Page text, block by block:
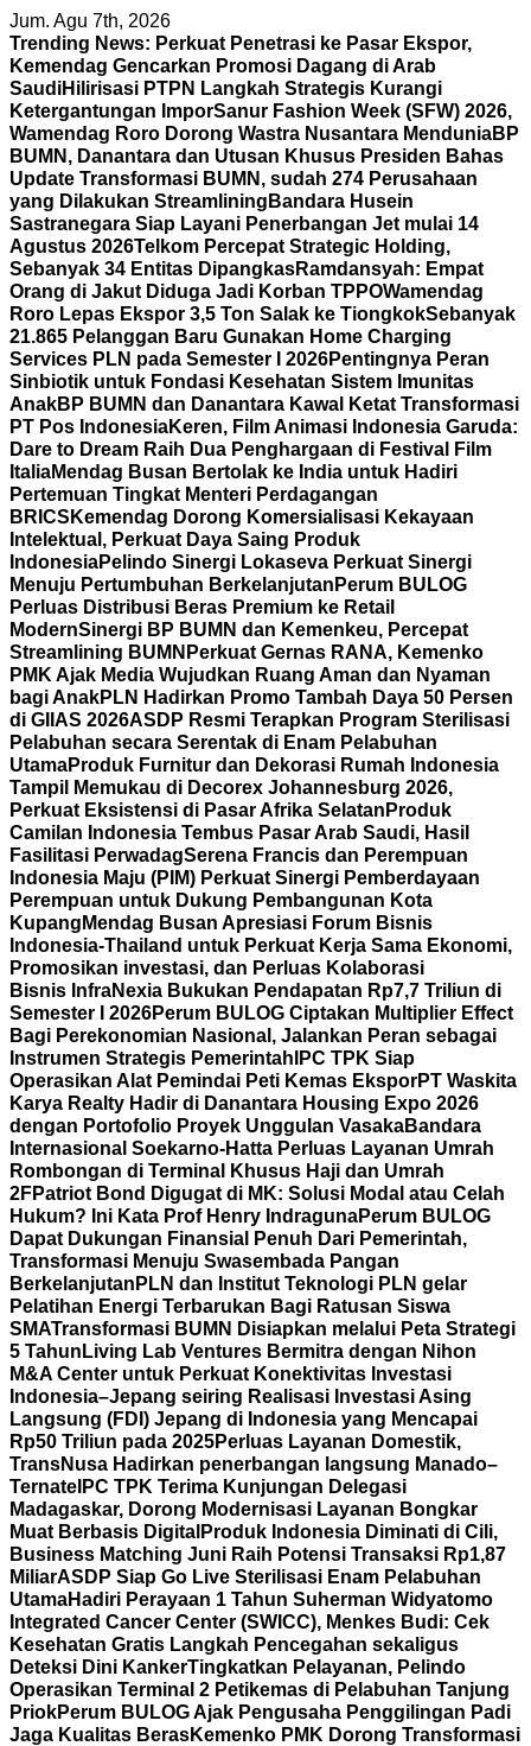
Skip
to
content
Jum. Agu 7th, 2026
Trending News: Perkuat Penetrasi ke Pasar Ekspor,
Kemendag Gencarkan Promosi Dagang di Arab
SaudiHilirisasi PTPN Langkah Strategis Kurangi
Ketergantungan ImporSanur Fashion Week (SFW) 2026,
Wamendag Roro Dorong Wastra Nusantara MenduniaBP
BUMN, Danantara dan Utusan Khusus Presiden Bahas
Update Transformasi BUMN, sudah 274 Perusahaan
yang Dilakukan Streamlining Bandara Husein
Sastranegara Siap Layani Penerbangan Jet mulai 14
Agustus 2026Telkom Percepat Strategic Holding,
Sebanyak 34 Entitas DipangkasRamdansyah: Empat
Orang di Jakut Diduga Jadi Korban TPPOWamendag
Roro Lepas Ekspor 3,5 Ton Salak ke TiongkokSebanyak
21.865 Pelanggan Baru Gunakan Home Charging
Services PLN pada Semester I 2026Pentingnya Peran
Sinbiotik untuk Fondasi Kesehatan Sistem Imunitas
AnakBP BUMN dan Danantara Kawal Ketat Transformasi
PT Pos IndonesiaKeren, Film Animasi Indonesia Garuda:
Dare to Dream Raih Dua Penghargaan di Festival Film
ItaliaMendag Busan Bertolak ke India untuk Hadiri
Pertemuan Tingkat Menteri Perdagangan
BRICS Kemendag Dorong Komersialisasi Kekayaan
Intelektual, Perkuat Daya Saing Produk
IndonesiaPelindo Sinergi Lokaseva Perkuat Sinergi
Menuju Pertumbuhan Berkelanjutan Perum BULOG
Perluas Distribusi Beras Premium ke Retail
ModernSinergi BP BUMN dan Kemenkeu, Percepat
Streamlining BUMN Perkuat Gernas RANA, Kemenko
PMK Ajak Media Wujudkan Ruang Aman dan Nyaman
bagi AnakPLN Hadirkan Promo Tambah Daya 50 Persen
di GIIAS 2026ASDP Resmi Terapkan Program Sterilisasi
Pelabuhan secara Serentak di Enam Pelabuhan
UtamaProduk Furnitur dan Dekorasi Rumah Indonesia
Tampil Memukau di Decorex Johannesburg 2026,
Perkuat Eksistensi di Pasar Afrika Selatan Produk
Camilan Indonesia Tembus Pasar Arab Saudi, Hasil
Fasilitasi PerwadagSerena Francis dan Perempuan
Indonesia Maju (PIM) Perkuat Sinergi Pemberdayaan
Perempuan untuk Dukung Pembangunan Kota
Kupang Mendag Busan Apresiasi Forum Bisnis
Indonesia-Thailand untuk Perkuat Kerja Sama Ekonomi,
Promosikan investasi, dan Perluas Kolaborasi
Bisnis InfraNexia Bukukan Pendapatan Rp7,7 Triliun di
Semester I 2026Perum BULOG Ciptakan Multiplier Effect
Bagi Perekonomian Nasional, Jalankan Peran sebagai
Instrumen Strategis Pemerintah IPC TPK Siap
Operasikan Alat Pemindai Peti Kemas EksporPT Waskita
Karya Realty Hadir di Danantara Housing Expo 2026
dengan Portofolio Proyek Unggulan VasakaBandara
Internasional Soekarno-Hatta Perluas Layanan Umrah
Rombongan di Terminal Khusus Haji dan Umrah
2FPatriot Bond Digugat di MK: Solusi Modal atau Celah
Hukum? Ini Kata Prof Henry IndragunaPerum BULOG
Dapat Dukungan Finansial Penuh Dari Pemerintah,
Transformasi Menuju Swasembada Pangan
Berkelanjutan PLN dan Institut Teknologi PLN gelar
Pelatihan Energi Terbarukan Bagi Ratusan Siswa
SMATransformasi BUMN Disiapkan melalui Peta Strategi
5 Tahun Living Lab Ventures Bermitra dengan Nihon
M&A Center untuk Perkuat Konektivitas Investasi
Indonesia–Jepang seiring Realisasi Investasi Asing
Langsung (FDI) Jepang di Indonesia yang Mencapai
Rp50 Triliun pada 2025Perluas Layanan Domestik,
TransNusa Hadirkan penerbangan langsung Manado–
Ternate IPC TPK Terima Kunjungan Delegasi
Madagaskar, Dorong Modernisasi Layanan Bongkar
Muat Berbasis Digital Produk Indonesia Diminati di Cili,
Business Matching Juni Raih Potensi Transaksi Rp1,87
MiliarASDP Siap Go Live Sterilisasi Enam Pelabuhan
UtamaHadiri Perayaan 1 Tahun Suherman Widyatomo
Integrated Cancer Center (SWICC), Menkes Budi: Cek
Kesehatan Gratis Langkah Pencegahan sekaligus
Deteksi Dini KankerTingkatkan Pelayanan, Pelindo
Operasikan Terminal 2 Petikemas di Pelabuhan Tanjung
PriokPerum BULOG Ajak Pengusaha Penggilingan Padi
Jaga Kualitas BerasKemenko PMK Dorong Transformasi